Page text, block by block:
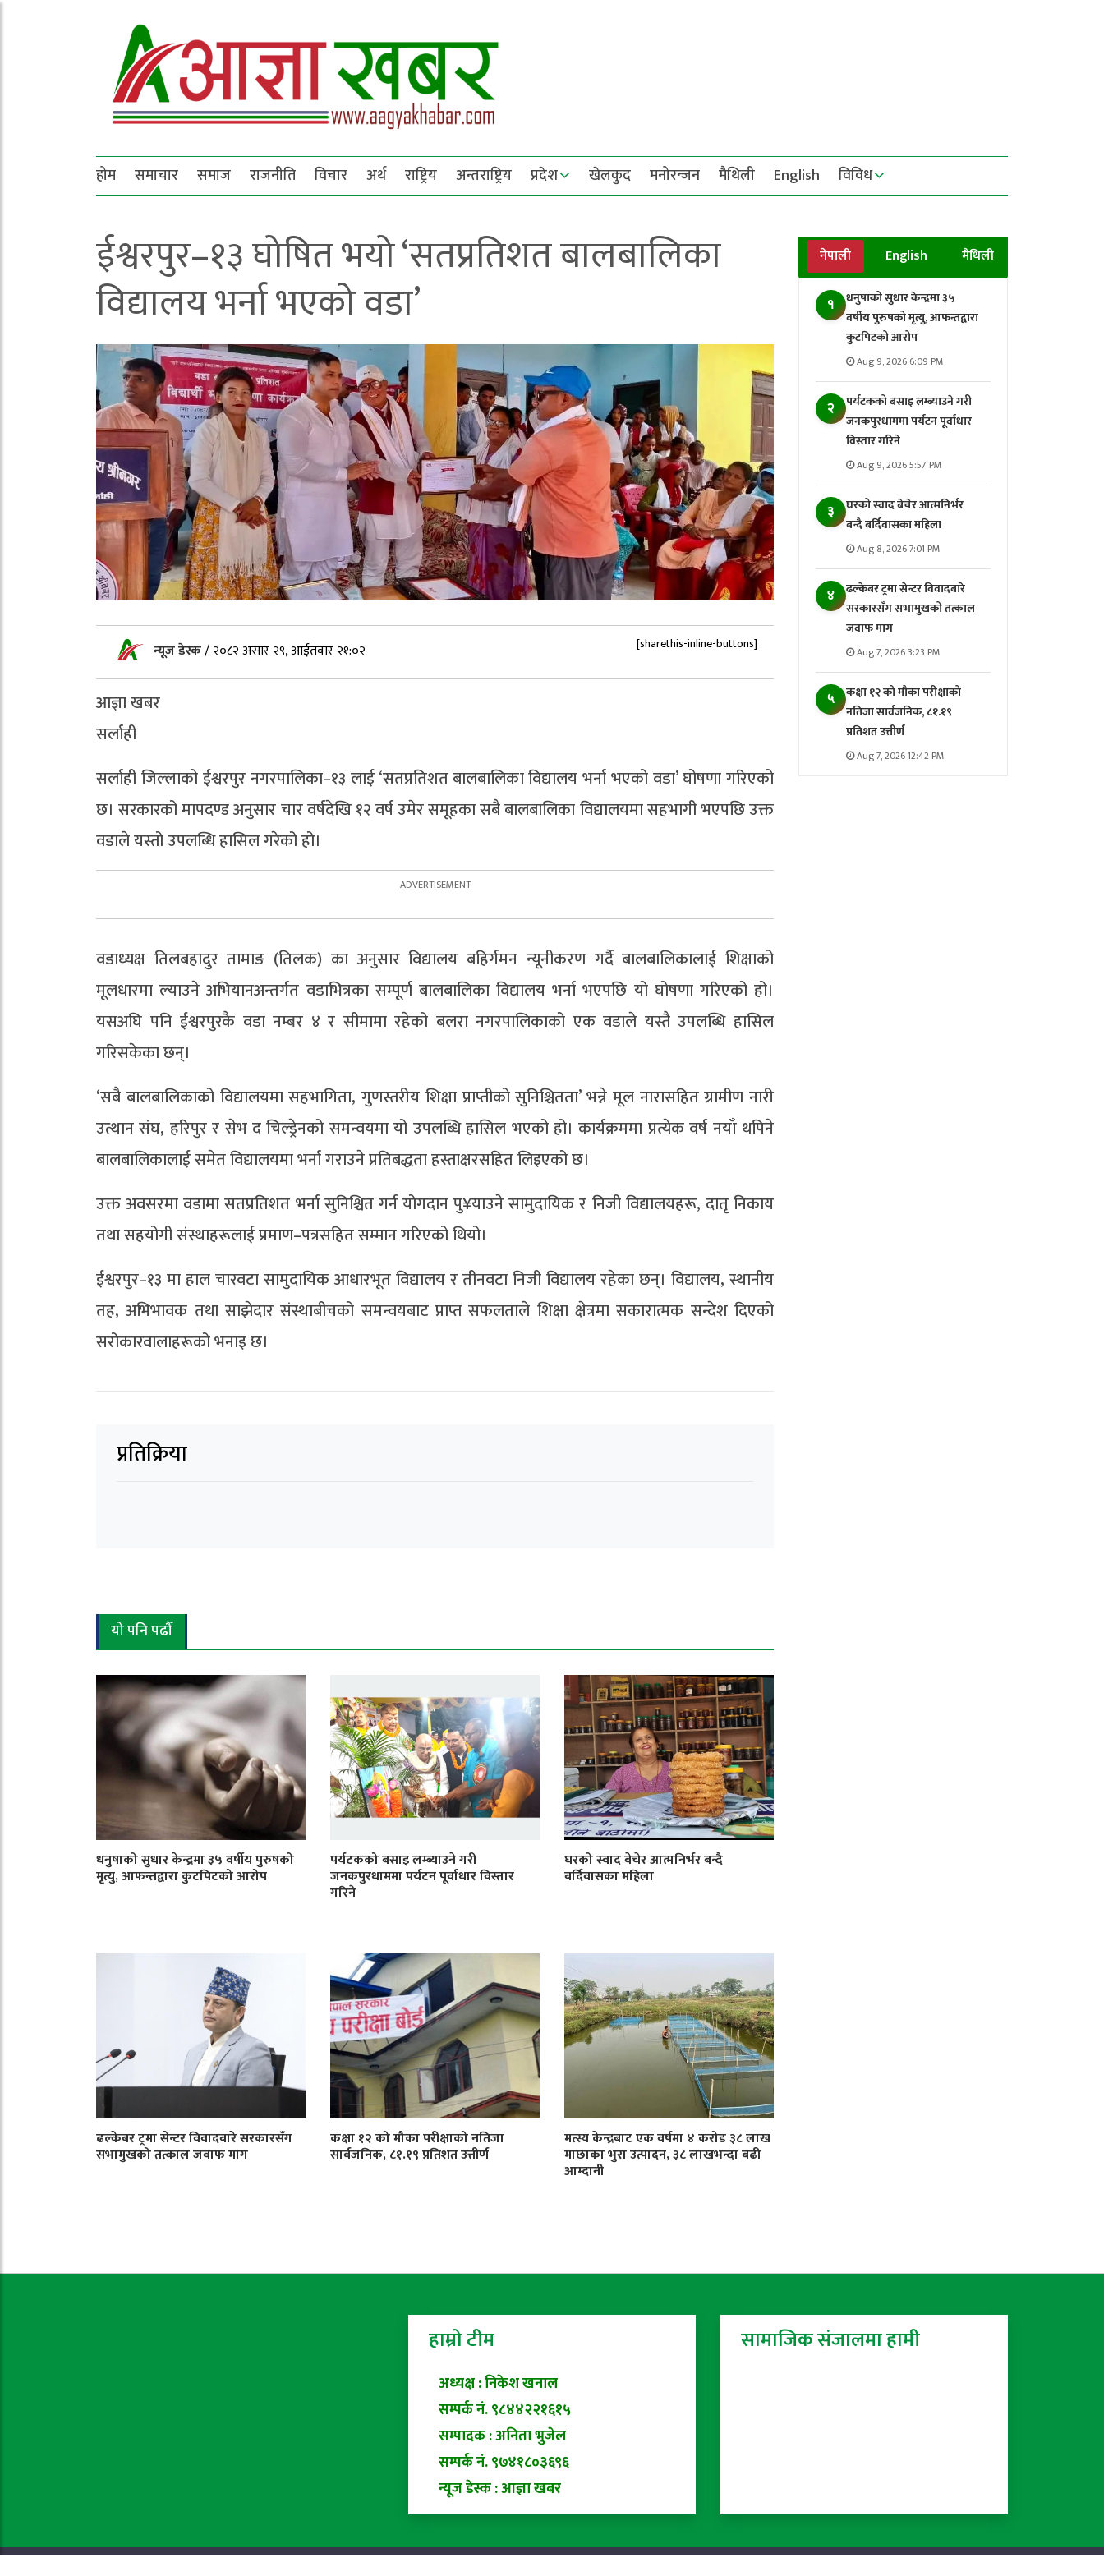
होम समाचार समाज राजनीति विचार अर्थ राष्ट्रिय अन्तराष्ट्रिय प्रदेश खेलकुद मनोरन्जन मैथिली English विविध
ईश्वरपुर–१३ घोषित भयो ‘सतप्रतिशत बालबालिका
विद्यालय भर्ना भएको वडा’
न्यूज डेस्क/२०८२ असार २९, आईतवार २१:०२ [sharethis-inline-buttons]
आज्ञा खबर
सर्लाही
सर्लाही जिल्लाको ईश्वरपुर नगरपालिका–१३ लाई ‘सतप्रतिशत बालबालिका विद्यालय भर्ना भएको वडा’ घोषणा गरिएको
छ। सरकारको मापदण्ड अनुसार चार वर्षदेखि १२ वर्ष उमेर समूहका सबै बालबालिका विद्यालयमा सहभागी भएपछि उक्त
वडाले यस्तो उपलब्धि हासिल गरेको हो।
वडाध्यक्ष तिलबहादुर तामाङ (तिलक) का अनुसार विद्यालय बहिर्गमन न्यूनीकरण गर्दै बालबालिकालाई शिक्षाको
मूलधारमा ल्याउने अभियानअन्तर्गत वडाभित्रका सम्पूर्ण बालबालिका विद्यालय भर्ना भएपछि यो घोषणा गरिएको हो।
यसअघि पनि ईश्वरपुरकै वडा नम्बर ४ र सीमामा रहेको बलरा नगरपालिकाको एक वडाले यस्तै उपलब्धि हासिल
गरिसकेका छन्।
‘सबै बालबालिकाको विद्यालयमा सहभागिता, गुणस्तरीय शिक्षा प्राप्तीको सुनिश्चितता’ भन्ने मूल नारासहित ग्रामीण नारी
उत्थान संघ, हरिपुर र सेभ द चिल्ड्रेनको समन्वयमा यो उपलब्धि हासिल भएको हो। कार्यक्रममा प्रत्येक वर्ष नयाँ थपिने
बालबालिकालाई समेत विद्यालयमा भर्ना गराउने प्रतिबद्धता हस्ताक्षरसहित लिइएको छ।
उक्त अवसरमा वडामा सतप्रतिशत भर्ना सुनिश्चित गर्न योगदान पु¥याउने सामुदायिक र निजी विद्यालयहरू, दातृ निकाय
तथा सहयोगी संस्थाहरूलाई प्रमाण–पत्रसहित सम्मान गरिएको थियो।
ईश्वरपुर–१३ मा हाल चारवटा सामुदायिक आधारभूत विद्यालय र तीनवटा निजी विद्यालय रहेका छन्। विद्यालय, स्थानीय
तह, अभिभावक तथा साझेदार संस्थाबीचको समन्वयबाट प्राप्त सफलताले शिक्षा क्षेत्रमा सकारात्मक सन्देश दिएको
सरोकारवालाहरूको भनाइ छ।
प्रतिक्रिया
नेपाली English मैथिली
१
धनुषाको सुधार केन्द्रमा ३५
वर्षीय पुरुषको मृत्यु, आफन्तद्वारा
कुटपिटको आरोप
Aug 9, 2026 6:09 PM
२
पर्यटकको बसाइ लम्ब्याउने गरी
जनकपुरधाममा पर्यटन पूर्वाधार
विस्तार गरिने
Aug 9, 2026 5:57 PM
३
घरको स्वाद बेचेर आत्मनिर्भर
बन्दै बर्दिवासका महिला
Aug 8, 2026 7:01 PM
४
ढल्केबर ट्रमा सेन्टर विवादबारे
सरकारसँग सभामुखको तत्काल
जवाफ माग
Aug 7, 2026 3:23 PM
५
कक्षा १२ को मौका परीक्षाको
नतिजा सार्वजनिक, ८१.१९
प्रतिशत उत्तीर्ण
Aug 7, 2026 12:42 PM
यो पनि पढौँ
धनुषाको सुधार केन्द्रमा ३५ वर्षीय पुरुषको
मृत्यु, आफन्तद्वारा कुटपिटको आरोप
पर्यटकको बसाइ लम्ब्याउने गरी
जनकपुरधाममा पर्यटन पूर्वाधार विस्तार
गरिने
घरको स्वाद बेचेर आत्मनिर्भर बन्दै
बर्दिवासका महिला
ढल्केबर ट्रमा सेन्टर विवादबारे सरकारसँग
सभामुखको तत्काल जवाफ माग
कक्षा १२ को मौका परीक्षाको नतिजा
सार्वजनिक, ८१.१९ प्रतिशत उत्तीर्ण
मत्स्य केन्द्रबाट एक वर्षमा ४ करोड ३८ लाख
माछाका भुरा उत्पादन, ३८ लाखभन्दा बढी
आम्दानी
हाम्रो टीम
अध्यक्ष : निकेश खनाल
सम्पर्क नं. ९८४४२२१६१५
सम्पादक : अनिता भुजेल
सम्पर्क नं. ९७४१८०३६९६
न्यूज डेस्क : आज्ञा खबर
सामाजिक संजालमा हामी